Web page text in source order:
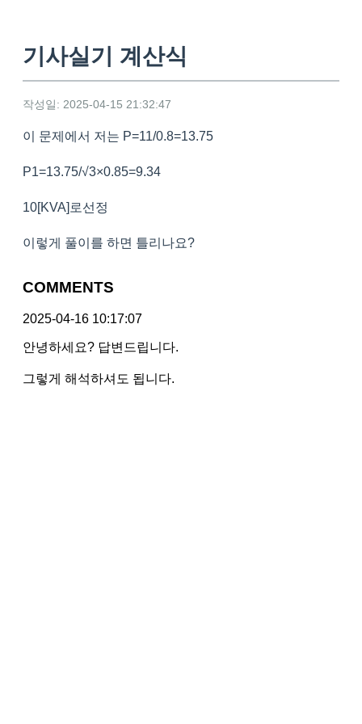
기사실기 계산식
작성일: 2025-04-15 21:32:47
이 문제에서 저는 P=11/0.8=13.75
P1=13.75/√3×0.85=9.34
10[KVA]로선정
이렇게 풀이를 하면 틀리나요?
COMMENTS
2025-04-16 10:17:07
안녕하세요? 답변드립니다.
그렇게 해석하셔도 됩니다.